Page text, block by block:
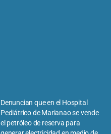
Denuncian que en el Hospital
Pediátrico de Marianao se vende
el petróleo de reserva para